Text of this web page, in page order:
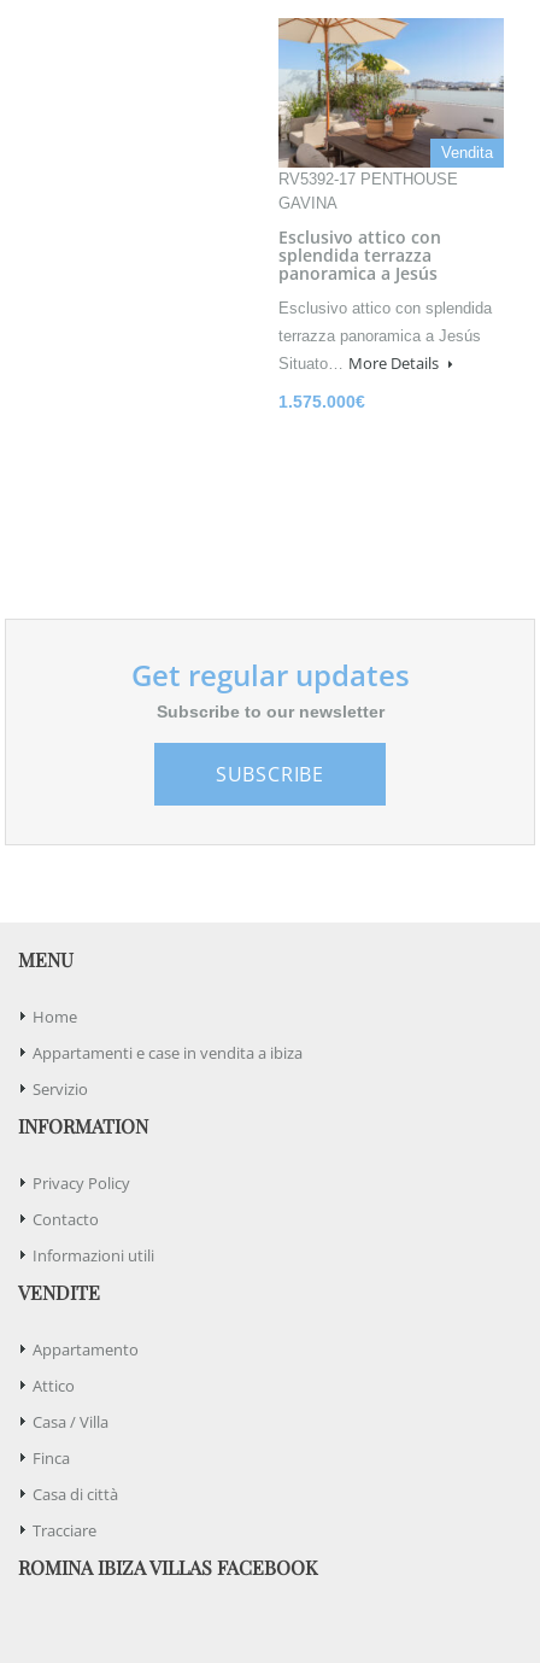
Vendita
RV5392-17 PENTHOUSE
GAVINA
Esclusivo attico con
splendida terrazza
panoramica a Jesús
Esclusivo attico con splendida
terrazza panoramica a Jesús
Situato… More Details
1.575.000€
Get regular updates
Subscribe to our newsletter
SUBSCRIBE
MENU
Home
Appartamenti e case in vendita a ibiza
Servizio
INFORMATION
Privacy Policy
Contacto
Informazioni utili
VENDITE
Appartamento
Attico
Casa / Villa
Finca
Casa di città
Tracciare
ROMINA IBIZA VILLAS FACEBOOK